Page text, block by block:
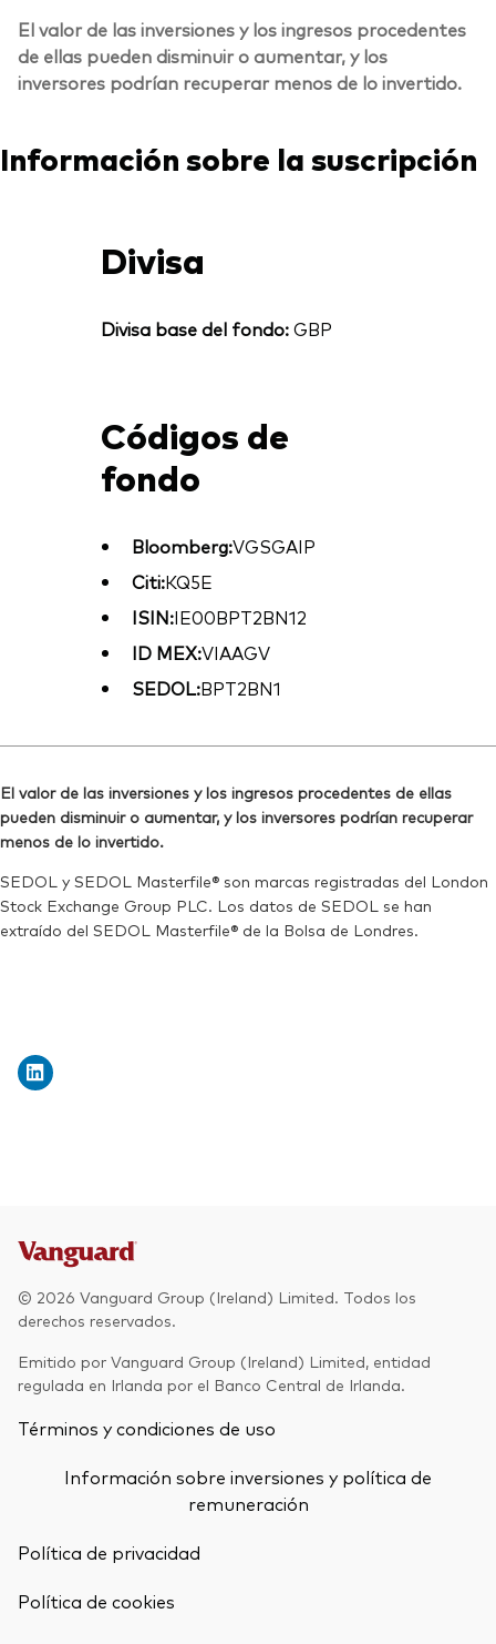
El valor de las inversiones y los ingresos procedentes
de ellas pueden disminuir o aumentar, y los
inversores podrían recuperar menos de lo invertido.
Información sobre la suscripción
Divisa
Divisa base del fondo:GBP
Códigos de
fondo
Bloomberg:VGSGAIP
Citi:KQ5E
ISIN:IE00BPT2BN12
ID MEX:VIAAGV
SEDOL:BPT2BN1
El valor de las inversiones y los ingresos procedentes de ellas
pueden disminuir o aumentar, y los inversores podrían recuperar
menos de lo invertido.
SEDOL y SEDOL Masterfile® son marcas registradas del London
Stock Exchange Group PLC. Los datos de SEDOL se han
extraído del SEDOL Masterfile® de la Bolsa de Londres.
© 2026 Vanguard Group (Ireland) Limited. Todos los
derechos reservados.
Emitido por Vanguard Group (Ireland) Limited, entidad
regulada en Irlanda por el Banco Central de Irlanda.
Términos y condiciones de uso
Información sobre inversiones y política de
remuneración
Política de privacidad
Política de cookies